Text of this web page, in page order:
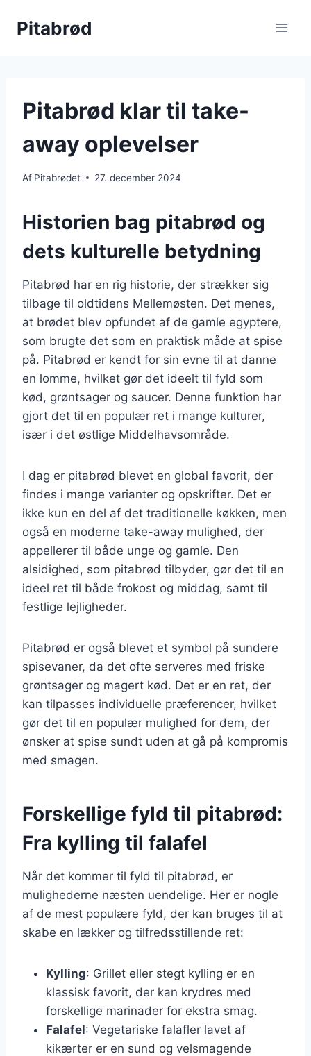
Pitabrød
Pitabrød klar til take-
away oplevelser
Af Pitabrødet 27. december 2024
Historien bag pitabrød og
dets kulturelle betydning
Pitabrød har en rig historie, der strækker sig
tilbage til oldtidens Mellemøsten. Det menes,
at brødet blev opfundet af de gamle egyptere,
som brugte det som en praktisk måde at spise
på. Pitabrød er kendt for sin evne til at danne
en lomme, hvilket gør det ideelt til fyld som
kød, grøntsager og saucer. Denne funktion har
gjort det til en populær ret i mange kulturer,
især i det østlige Middelhavsområde.
I dag er pitabrød blevet en global favorit, der
findes i mange varianter og opskrifter. Det er
ikke kun en del af det traditionelle køkken, men
også en moderne take-away mulighed, der
appellerer til både unge og gamle. Den
alsidighed, som pitabrød tilbyder, gør det til en
ideel ret til både frokost og middag, samt til
festlige lejligheder.
Pitabrød er også blevet et symbol på sundere
spisevaner, da det ofte serveres med friske
grøntsager og magert kød. Det er en ret, der
kan tilpasses individuelle præferencer, hvilket
gør det til en populær mulighed for dem, der
ønsker at spise sundt uden at gå på kompromis
med smagen.
Forskellige fyld til pitabrød:
Fra kylling til falafel
Når det kommer til fyld til pitabrød, er
mulighederne næsten uendelige. Her er nogle
af de mest populære fyld, der kan bruges til at
skabe en lækker og tilfredsstillende ret:
Kylling: Grillet eller stegt kylling er en
klassisk favorit, der kan krydres med
forskellige marinader for ekstra smag.
Falafel: Vegetariske falafler lavet af
kikærter er en sund og velsmagende